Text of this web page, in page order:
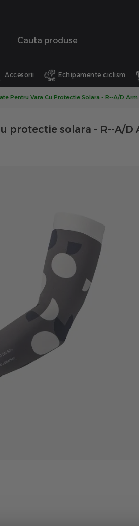
Accesorii Echipamente ciclism
Pentru Vara Cu Protectie Solara - R--A/D
protectie solara - R--A/D